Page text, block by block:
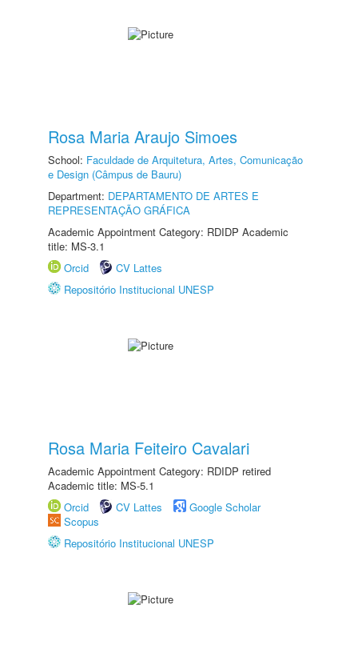
Rosa Maria Araujo Simoes
School: Faculdade de Arquitetura, Artes, Comunicação
e Design (Câmpus de Bauru)
Department: DEPARTAMENTO DE ARTES E
REPRESENTAÇÃO GRÁFICA
Academic Appointment Category: RDIDP Academic
title: MS-3.1
Orcid
CV Lattes
Repositório Institucional UNESP
Rosa Maria Feiteiro Cavalari
Academic Appointment Category: RDIDP retired
Academic title: MS-5.1
Orcid
CV Lattes
Google Scholar
Scopus
Repositório Institucional UNESP